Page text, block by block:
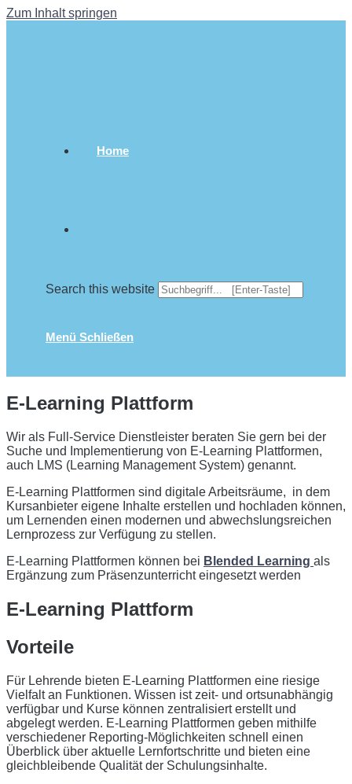
Zum Inhalt springen
Home
Search this website
Menü Schließen
E-Learning Plattform
Wir als Full-Service Dienstleister beraten Sie gern bei der
Suche und Implementierung von E-Learning Plattformen,
auch LMS (Learning Management System) genannt.
E-Learning Plattformen sind digitale Arbeitsräume, in dem
Kursanbieter eigene Inhalte erstellen und hochladen können,
um Lernenden einen modernen und abwechslungsreichen
Lernprozess zur Verfügung zu stellen.
E-Learning Plattformen können bei Blended Learning als
Ergänzung zum Präsenzunterricht eingesetzt werden
E-Learning Plattform
Vorteile
Für Lehrende bieten E-Learning Plattformen eine riesige
Vielfalt an Funktionen. Wissen ist zeit- und ortsunabhängig
verfügbar und Kurse können zentralisiert erstellt und
abgelegt werden. E-Learning Plattformen geben mithilfe
verschiedener Reporting-Möglichkeiten schnell einen
Überblick über aktuelle Lernfortschritte und bieten eine
gleichbleibende Qualität der Schulungsinhalte.